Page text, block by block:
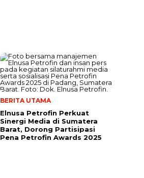
BERITA UTAMA
Elnusa Petrofin Perkuat
Sinergi Media di Sumatera
Barat, Dorong Partisipasi
Pena Petrofin Awards 2025